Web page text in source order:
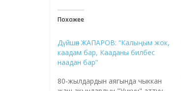
Похожее
Дүйшөн ЖАПАРОВ: “Калыңым жок,
каадам бар, Кааданы билбес
наадан бар”
80-жылдардын аягында чыккан